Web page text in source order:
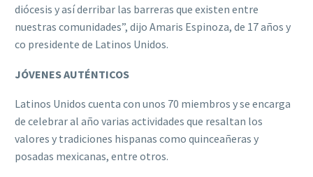
diócesis y así derribar las barreras que existen entre
nuestras comunidades”, dijo Amaris Espinoza, de 17 años y
co presidente de Latinos Unidos.
JÓVENES AUTÉNTICOS
Latinos Unidos cuenta con unos 70 miembros y se encarga
de celebrar al año varias actividades que resaltan los
valores y tradiciones hispanas como quinceañeras y
posadas mexicanas, entre otros.